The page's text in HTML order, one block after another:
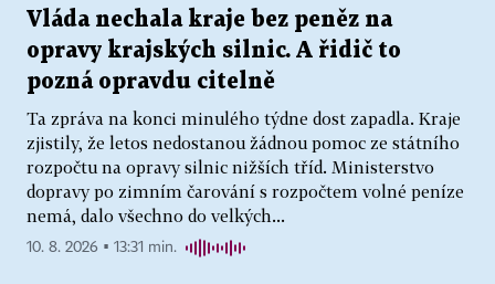
Vláda nechala kraje bez peněz na
opravy krajských silnic. A řidič to
pozná opravdu citelně
Ta zpráva na konci minulého týdne dost zapadla. Kraje
zjistily, že letos nedostanou žádnou pomoc ze státního
rozpočtu na opravy silnic nižších tříd. Ministerstvo
dopravy po zimním čarování s rozpočtem volné peníze
nemá, dalo všechno do velkých...
10. 8. 2026 ▪ 13:31 min.